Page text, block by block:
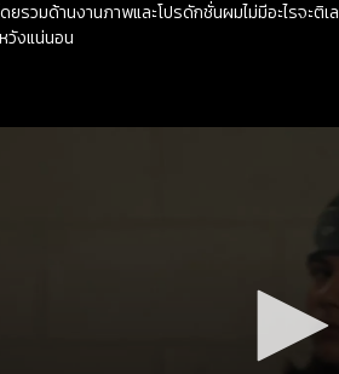
ยรวมด้านงานภาพและโปรดักชั่นผมไม่มีอะไรจะ
วังแน่นอน